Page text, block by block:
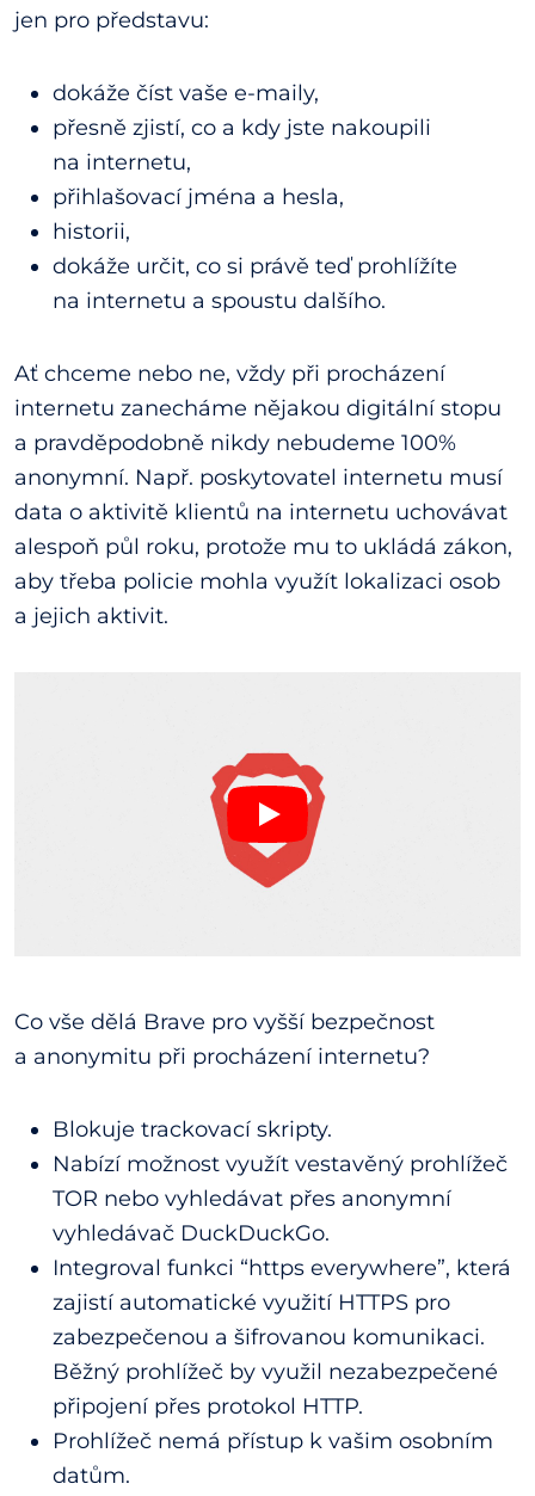
jen pro představu:
dokáže číst vaše e-maily,
přesně zjistí, co a kdy jste nakoupili
na internetu,
přihlašovací jména a hesla,
historii,
dokáže určit, co si právě teď prohlížíte
na internetu a spoustu dalšího.
Ať chceme nebo ne, vždy při procházení
internetu zanecháme nějakou digitální stopu
a pravděpodobně nikdy nebudeme 100%
anonymní. Např. poskytovatel internetu musí
data o aktivitě klientů na internetu uchovávat
alespoň půl roku, protože mu to ukládá zákon,
aby třeba policie mohla využít lokalizaci osob
a jejich aktivit.
Co vše dělá Brave pro vyšší bezpečnost
a anonymitu při procházení internetu?
Blokuje trackovací skripty.
Nabízí možnost využít vestavěný prohlížeč
TOR nebo vyhledávat přes anonymní
vyhledávač DuckDuckGo.
Integroval funkci “https everywhere”, která
zajistí automatické využití HTTPS pro
zabezpečenou a šifrovanou komunikaci.
Běžný prohlížeč by využil nezabezpečené
připojení přes protokol HTTP.
Prohlížeč nemá přístup k vašim osobním
datům.